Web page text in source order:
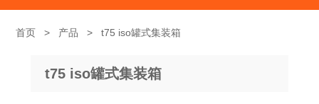
首页 > 产品 > t75 iso罐式集装箱
t75 iso罐式集装箱